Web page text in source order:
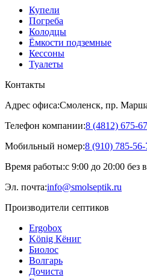
Купели
Погреба
Колодцы
Ёмкости подземные
Кессоны
Туалеты
Контакты
Адрес офиса:Смоленск, пр.
Телефон компании:8 (4812) 675-
Мобильный номер:8 (910) 785-56-
Время работы:с 9:00 до 20:00 без
Эл. почта:info@smolseptik.ru
Производители септиков
Ergobox
König Кёниг
Биолос
Волгарь
Дочиста